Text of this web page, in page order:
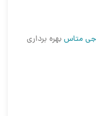
جی متاسبهره برداری